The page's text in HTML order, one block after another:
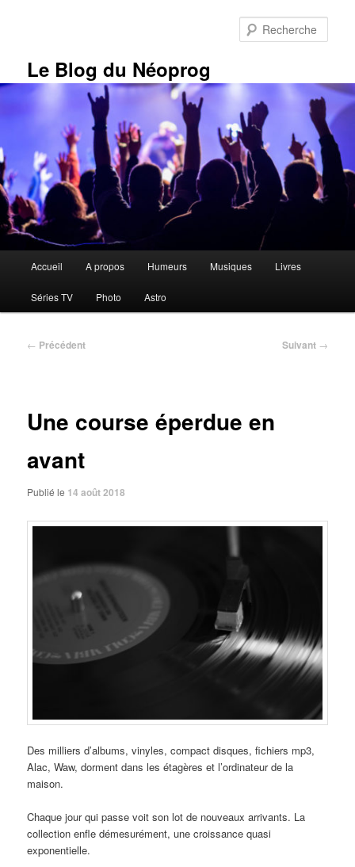
Le Blog du Néoprog
Accueil A propos Humeurs Musiques Livres
Séries TV Photo Astro
Navigation
← Précédent Suivant →
Une course éperdue en
avant
Publié le 14 août 2018
Des milliers d’albums, vinyles, compact disques, fichiers mp3,
Alac, Waw, dorment dans les étagères et l’ordinateur de la
maison.
Chaque jour qui passe voit son lot de nouveaux arrivants. La
collection enfle démesurément, une croissance quasi
exponentielle.